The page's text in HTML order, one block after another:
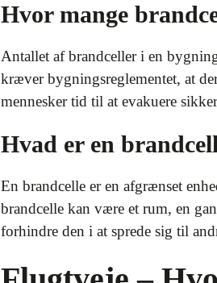
Hvor mange
Antallet af brandceller i en
kræver bygningsreglementet, at
mennesker tid til at evakuere
Hvad er en
En brandcelle er en afgrænset
brandcelle kan være et rum, en
forhindre den i at sprede sig til